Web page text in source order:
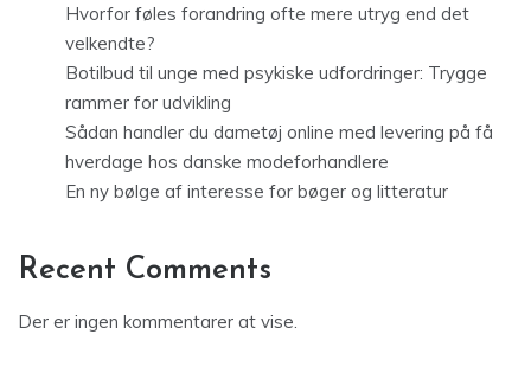
Hvorfor føles forandring ofte mere utryg end det
velkendte?
Botilbud til unge med psykiske udfordringer: Trygge
rammer for udvikling
Sådan handler du dametøj online med levering på få
hverdage hos danske modeforhandlere
En ny bølge af interesse for bøger og litteratur
Recent Comments
Der er ingen kommentarer at vise.